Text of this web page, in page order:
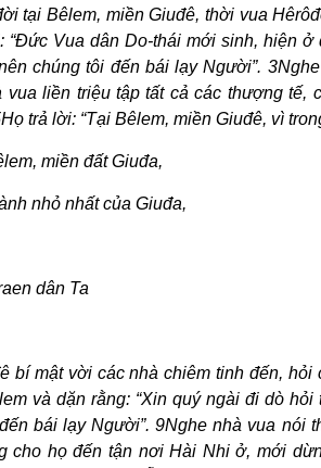
tại Bêlem, miền Giuđê, thời vua
“Ðức Vua dân Do-thái mới sinh, hiện
chúng tôi đến bái lạy Người”.
vua liền triệu tập tất cả các thượng
trả lời: “Tại Bêlem, miền Giuđê, vì
miền đất Giuđa,
nhỏ nhất của Giuđa,
dân Ta
bí mật vời các nhà chiêm tinh đến,
và dặn rằng: “Xin quý ngài đi dò
bái lạy Người”. 9Nghe nhà vua
cho họ đến tận nơi Hài Nhi ở, mới